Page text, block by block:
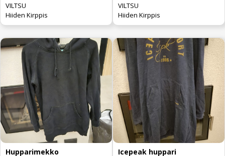
VILTSU
Hiiden Kirppis
VILTSU
Hiiden Kirppis
Hupparimekko Icepeak huppari